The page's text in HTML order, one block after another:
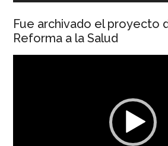
Fue archivado el proyecto
Reforma a la Salud